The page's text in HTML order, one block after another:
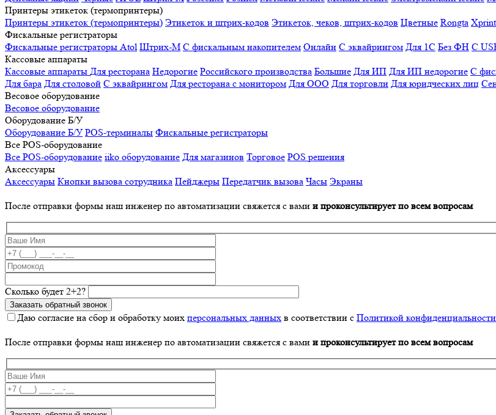
Принтеры этикеток (термопринтеры)
Принтеры этикеток (термопринтеры) Этикеток и штрих-кодов Этикеток, чеков, штрих-кодов Цветные Rongta
Фискальные регистраторы
Фискальные регистраторы Atol Штрих-М С фискальным накопителем Онлайн С эквайрингом Для 1С Без ФН С
Кассовые аппараты
Кассовые аппараты Для ресторана Недорогие Российского производства Большие Для ИП Для ИП недорогие С
Для бара Для столовой С эквайрингом Для ресторана с монитором Для ООО Для торговли Для юридческих лиц
Весовое оборудование
Весовое оборудование
Оборудование Б/У
Оборудование Б/У POS-терминалы Фискальные регистраторы
Все POS-оборудование
Все POS-оборудование iiko оборудование Для магазинов Торговое POS решения
Аксессуары
Аксессуары Кнопки вызова сотрудника Пейджеры Передатчик вызова Часы Экраны
После отправки формы наш инженер по автоматизации свяжется с вами и проконсультирует по всем вопросам
Сколько будет 2+2?
Даю согласие на сбор и обработку моих персональных данных в соответствии с Политикой конфиденциальности
После отправки формы наш инженер по автоматизации свяжется с вами и проконсультирует по всем вопросам